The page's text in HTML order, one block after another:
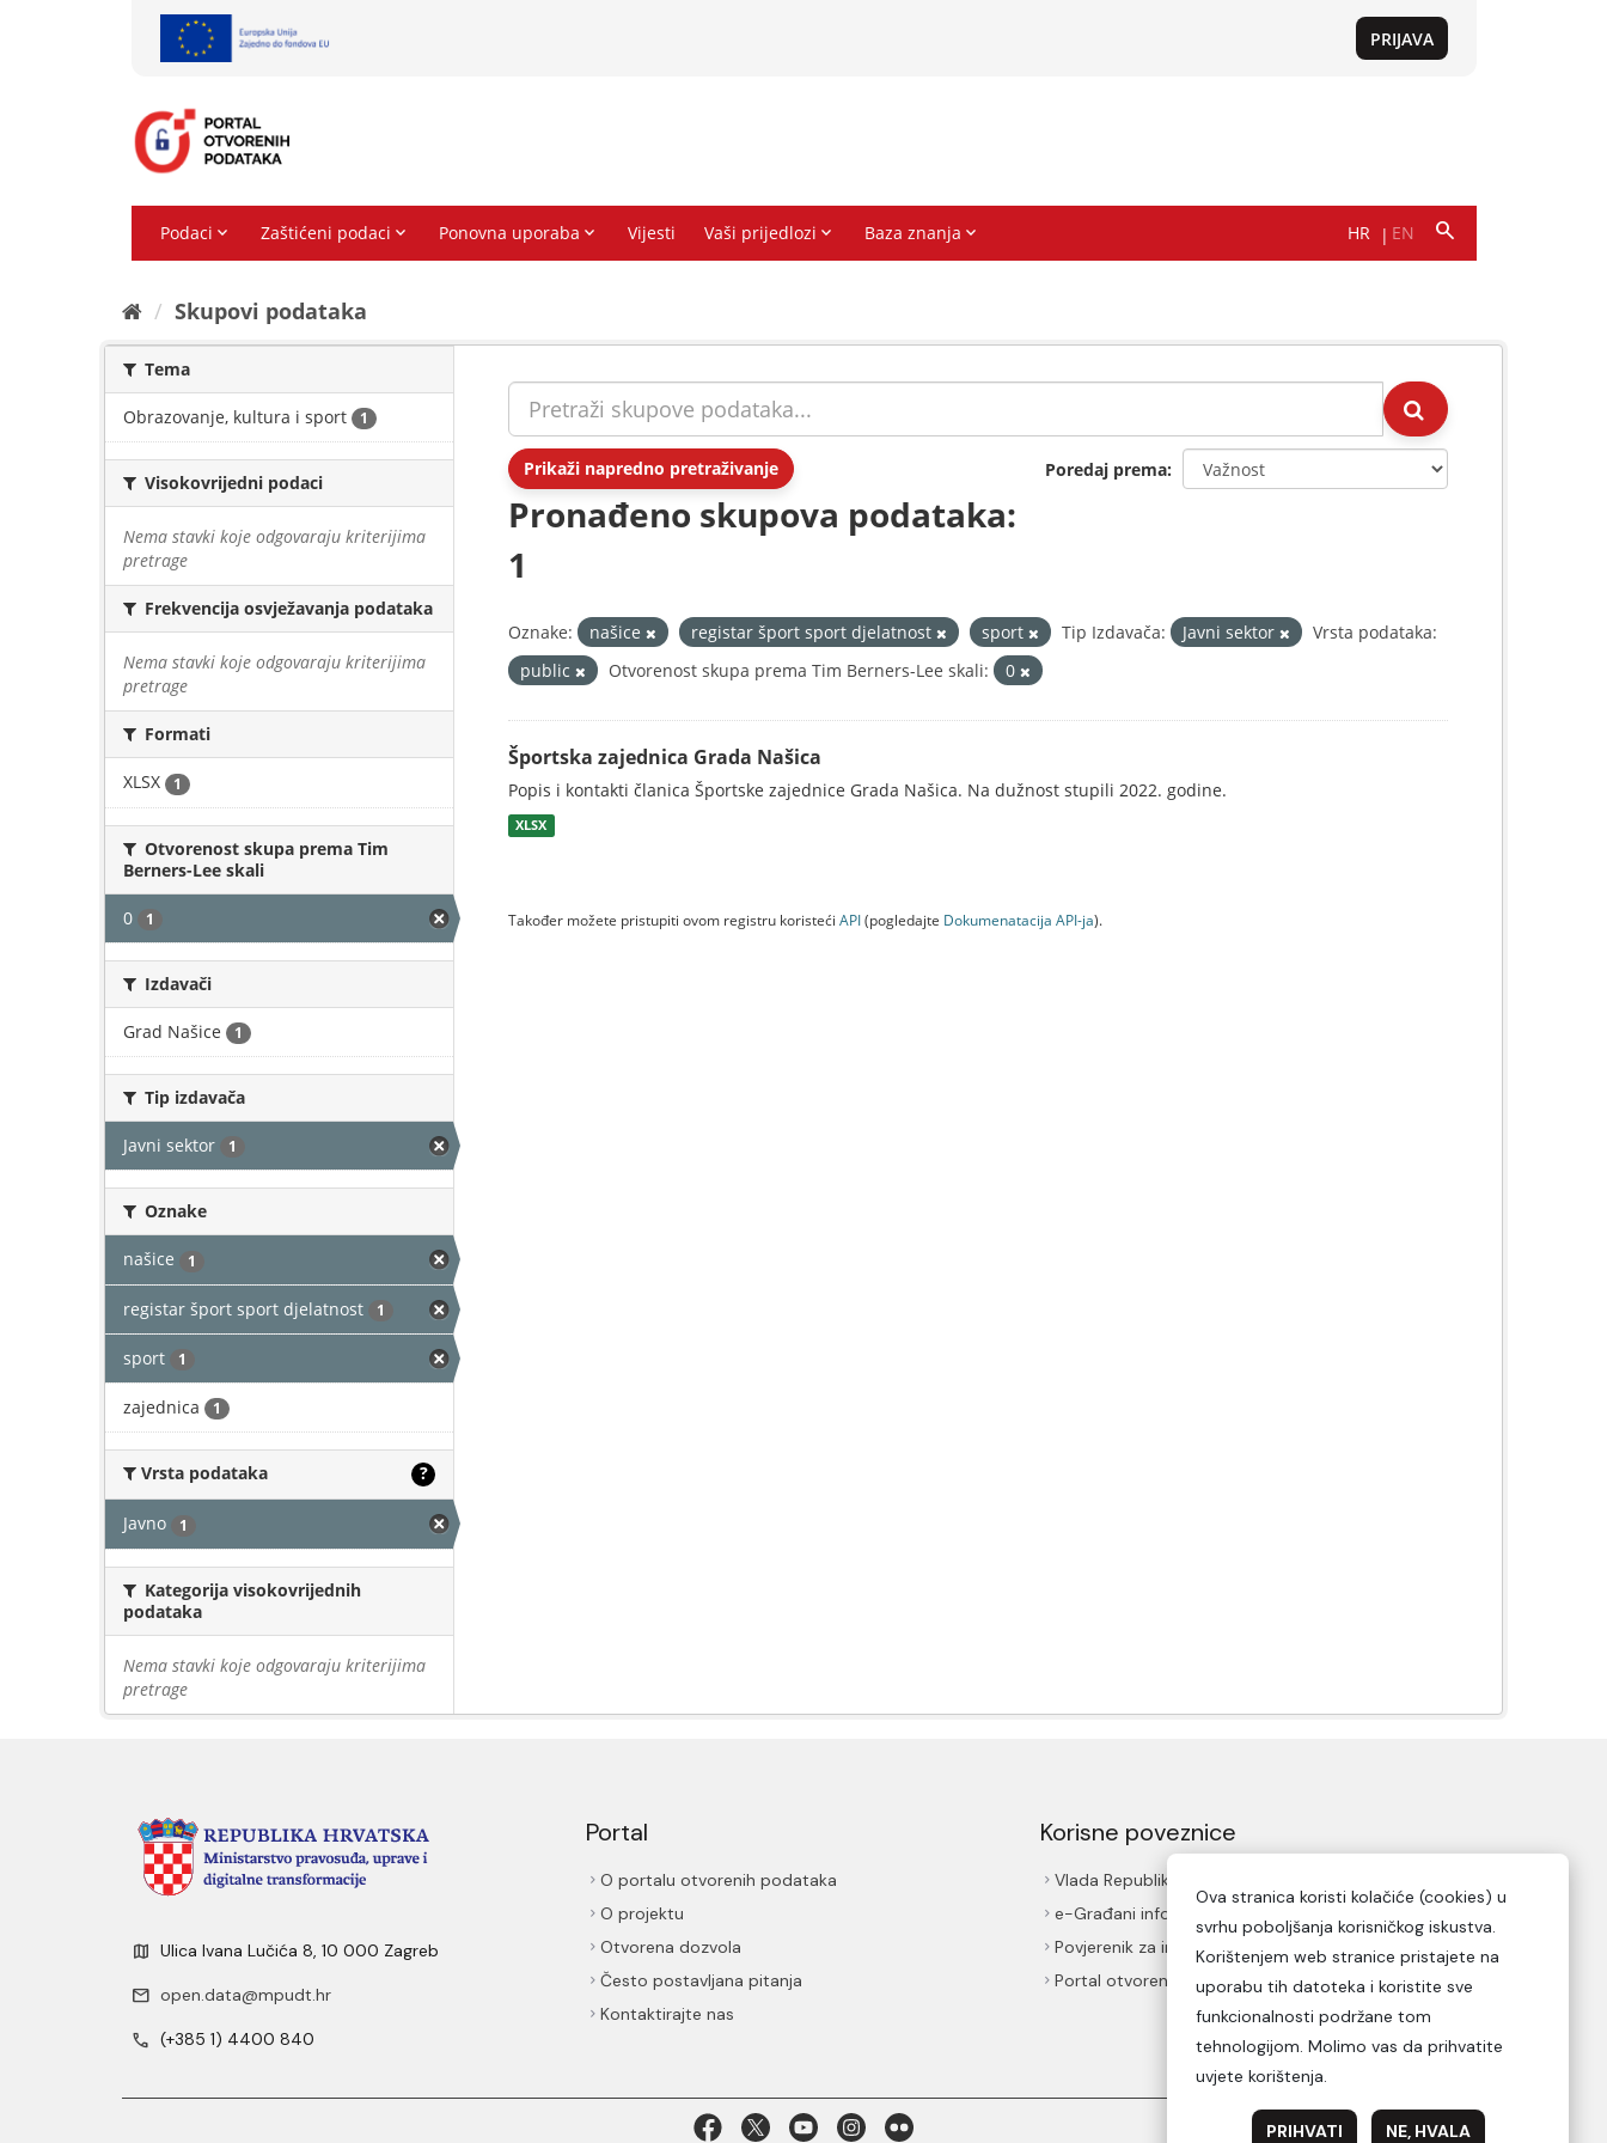
Skupovi podаtаkа
Tema
Obrazovanje, kultura i sport 1
Visokovrijedni podaci
Nema stavki koje odgovaraju kriterijima
pretrage
Frekvencija osvježavanja podataka
Nema stavki koje odgovaraju kriterijima
pretrage
Formati
XLSX 1
Otvorenost skupa prema Tim
Berners-Lee skali
0 1
Izdavači
Grad Našice 1
Tip izdavača
Javni sektor 1
Oznake
našice 1
registar šport sport djelatnost 1
sport 1
zajednica 1
Vrsta podataka ?
Javno 1
Kategorija visokovrijednih
podataka
Nema stavki koje odgovaraju kriterijima
pretrage
Prikaži napredno pretraživanje Poredaj prema
Pronađeno skupova podataka:
1
Oznake: našice registar šport sport djelatnost sport Tip Izdavača: Javni sektor
Vrsta podataka:
public
Otvorenost skupa prema Tim Berners-Lee skali: 0
Športska zajednica Grada Našica
Popis i kontakti članica Športske zajednice Grada Našica. Na dužnost stupili 2022. godine.
XLSX
Također možete pristupiti ovom registru koristeći API(pogledajte Dokumenаtаcijа API-jа).